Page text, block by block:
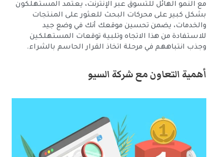
مع النمو الهائل للتسوق عبر الإنترنت، يعتمد المستهلكون
بشكل كبير على محركات البحث للعثور على المنتجات
والخدمات، يضمن تحسين موقعك أنك في وضع جيد
للاستفادة من هذا الاتجاه وتلبية توقعات المستهلكين
وجذب انتباههم في مرحلة اتخاذ القرار الحاسم بالشراء.
أهمية التعاون مع شركة السيو